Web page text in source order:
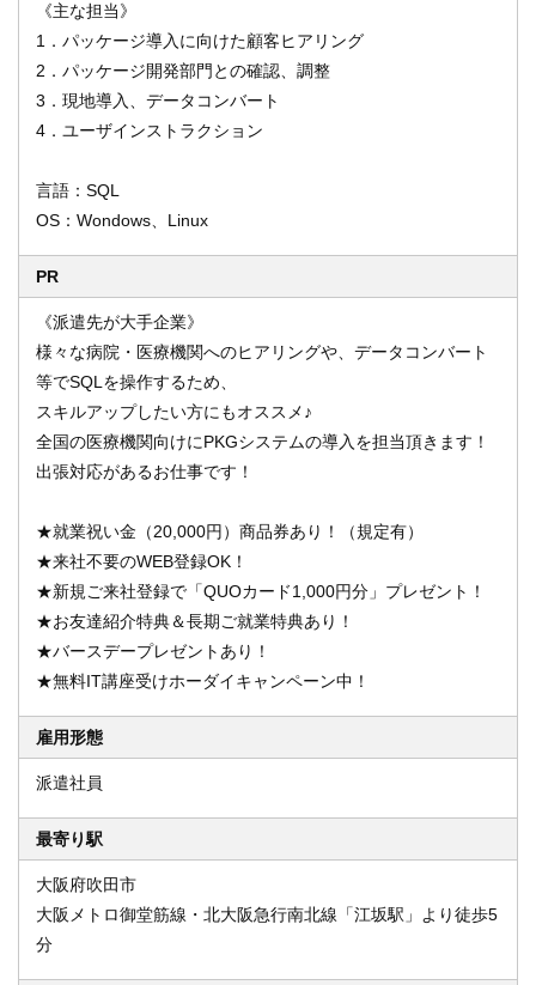
《主な担当》
1．パッケージ導入に向けた顧客ヒアリング
2．パッケージ開発部門との確認、調整
3．現地導入、データコンバート
4．ユーザインストラクション
言語：SQL
OS：Wondows、Linux
PR
《派遣先が大手企業》
様々な病院・医療機関へのヒアリングや、データコンバート
等でSQLを操作するため、
スキルアップしたい方にもオススメ♪
全国の医療機関向けにPKGシステムの導入を担当頂きます！
出張対応があるお仕事です！
★就業祝い金（20,000円）商品券あり！（規定有）
★来社不要のWEB登録OK！
★新規ご来社登録で「QUOカード1,000円分」プレゼント！
★お友達紹介特典＆長期ご就業特典あり！
★バースデープレゼントあり！
★無料IT講座受けホーダイキャンペーン中！
雇用形態
派遣社員
最寄り駅
大阪府吹田市
大阪メトロ御堂筋線・北大阪急行南北線「江坂駅」より徒歩5
分